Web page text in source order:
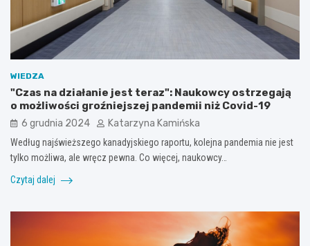
WIEDZA
"Czas na działanie jest teraz": Naukowcy ostrzegają
o możliwości groźniejszej pandemii niż Covid-19
6 grudnia 2024 Katarzyna Kamińska
Według najświeższego kanadyjskiego raportu, kolejna pandemia nie jest
tylko możliwa, ale wręcz pewna. Co więcej, naukowcy…
Czytaj dalej